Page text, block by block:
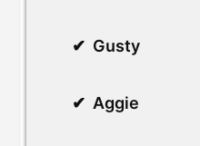
Gusty
Aggie